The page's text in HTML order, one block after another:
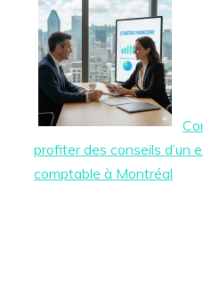
profiter des conseils d’un
comptable à Montréal